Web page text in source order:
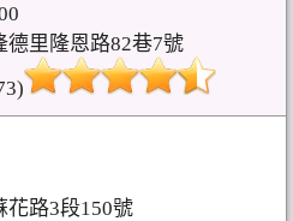
德里隆恩路82巷7號
花路3段150號